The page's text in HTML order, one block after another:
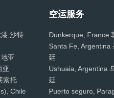
,沙特
亚
亚
索托
Chile
空运服务
Dunkerque, France
Santa Fe, Argentina
廷
Ushuaia, Argentina
廷
Puerto seguro,